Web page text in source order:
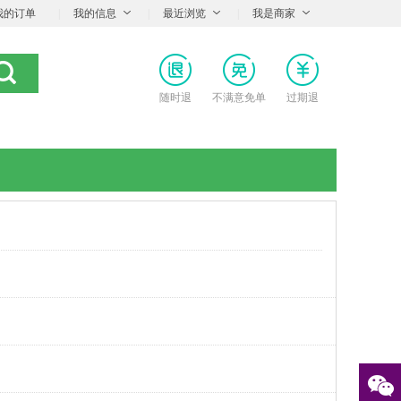
的订单 我的信息 最近浏览 我是商家
随时退 不满意免单 过期退